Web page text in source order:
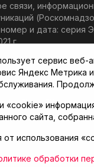
связи,
номер и дата:
г.
Мартынов В. В.
материалов ссылка
спортивных
сервис веб-
Яндекс Метрика
«cookie»
сайта,
использования
обработки